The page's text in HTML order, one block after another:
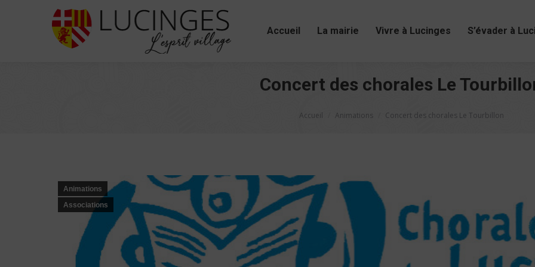
Accueil La mairie Vivre à Lucinges S’évader à
Concert des chorales Le
Accueil Animations Concert des chorales Le Tourbillon
Animations
Associations